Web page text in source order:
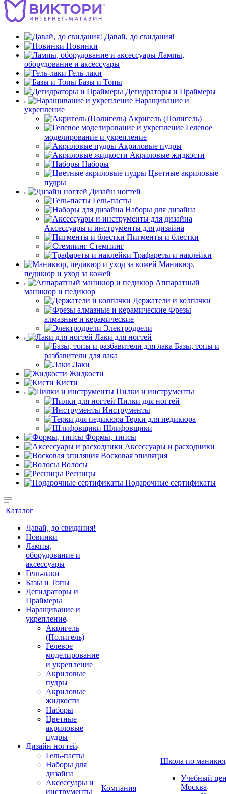
Давай, до свидания!
Новинки
Лампы,
оборудование и аксессуары
Гель-лаки
Базы и Топы
Дегидраторы и Праймеры
Наращивание и
укрепление
Акригель (Полигель)
Гелевое
моделирование и укрепление
Акриловые пудры
Акриловые жидкости
Наборы
Цветные акриловые
пудры
Дизайн ногтей
Гель-пасты
Наборы для дизайна
Аксессуары и инструменты для дизайна
Пигменты и блестки
Стемпинг
Трафареты и наклейки
Маникюр,
педикюр и уход за кожей
Аппаратный
маникюр и педикюр
Держатели и колпачки
Фрезы
алмазные и керамические
Электродрели
Лаки для ногтей
Базы, топы и
разбавители для лака
Лаки
Жидкости
Кисти
Пилки и инструменты
Пилки для ногтей
Инструменты
Терки для педикюра
Шлифовщики
Формы, типсы
Аксессуары и расходники
Восковая эпиляция
Волосы
Ресницы
Подарочные сертификаты
Каталог
Давай, до свидания!
Новинки
Лампы,
оборудование и
аксессуары
Гель-лаки
Базы и Топы
Дегидраторы и
Праймеры
Наращивание и
укрепление
Акригель
(Полигель)
Гелевое
моделирование
и укрепление
Акриловые
пудры
Акриловые
жидкости
Наборы
Цветные
акриловые
пудры
Дизайн ногтей
Гель-пасты
Наборы для
дизайна
Аксессуары и
инструменты
Компания
Школа по
Учебный
Москва